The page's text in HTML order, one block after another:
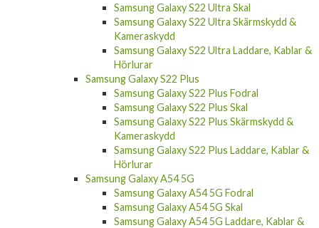
Samsung Galaxy S22 Ultra Skal
Samsung Galaxy S22 Ultra Skärmskydd &
Kameraskydd
Samsung Galaxy S22 Ultra Laddare, Kablar &
Hörlurar
Samsung Galaxy S22 Plus
Samsung Galaxy S22 Plus Fodral
Samsung Galaxy S22 Plus Skal
Samsung Galaxy S22 Plus Skärmskydd &
Kameraskydd
Samsung Galaxy S22 Plus Laddare, Kablar &
Hörlurar
Samsung Galaxy A54 5G
Samsung Galaxy A54 5G Fodral
Samsung Galaxy A54 5G Skal
Samsung Galaxy A54 5G Laddare, Kablar &